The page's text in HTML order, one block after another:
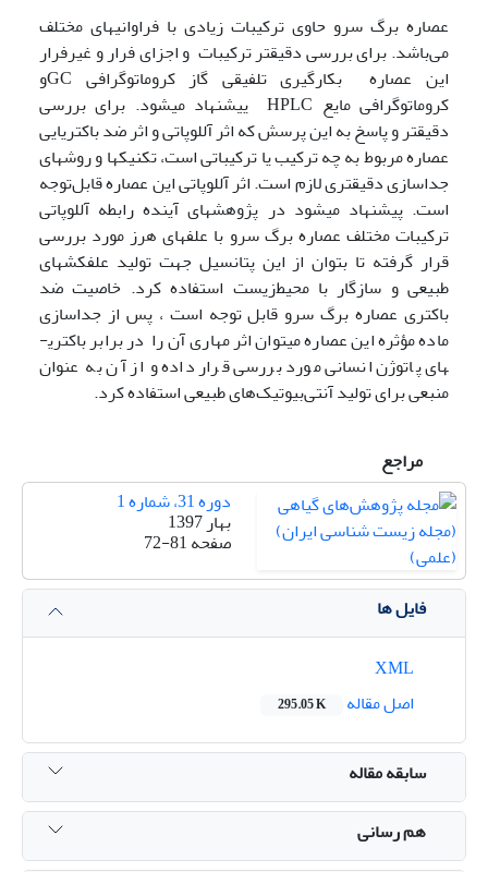
عصاره برگ سرو حاوی ترکیبات زیادی با فراوانی­های مختلف
می‌باشد. برای بررسی دقیق­تر ترکیبات و اجزای فرار و غیر­فرار
این عصاره بکارگیری تلفیقی گاز کروماتوگرافی GCو
کروماتوگرافی مایع HPLC ییشنهاد می­شود. برای بررسی
دقیق­تر و پاسخ به این پرسش ­که اثر آللوپاتی و اثر ضد باکتریایی
عصاره مربوط به چه ترکیب یا ترکیباتی است، تکنیک­ها و روش­های
جداسازی دقیق­تری لازم است. اثر آللوپاتی این عصاره قابل‌توجه
است. پیشنهاد می­شود در پژوهش­های آینده رابطه آللوپاتی
ترکیبات مختلف عصاره برگ سرو با علف­های هرز مورد بررسی
قرار گرفته تا بتوان از این پتانسیل جهت تولید علف­کش­های
طبیعی و سازگار با محیط‌زیست استفاده کرد. خاصیت ضد
باکتری عصاره برگ سرو قابل‌ توجه است ، پس از جداسازی
ماده مؤثره این عصاره می­توان اثر مهاری آن را در برابر باکتری­
های پاتوژن انسانی مورد بررسی قرار داده و از آن به ‌عنوان
منبعی برای تولید آنتی‌بیوتیک‌های طبیعی استفاده کرد.
مراجع
دوره 31، شماره 1
بهار 1397
صفحه72-81
فایل ها
اصل مقاله
295.05 K
سابقه مقاله
هم رسانی